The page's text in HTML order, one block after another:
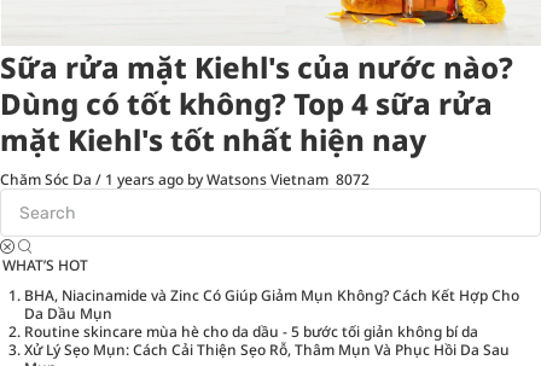
Sữa rửa mặt Kiehl's của nước nào?
Dùng có tốt không? Top 4 sữa rửa
mặt Kiehl's tốt nhất hiện nay
Chăm Sóc Da / 1 years ago by Watsons Vietnam 8072
WHAT’S HOT
BHA, Niacinamide và Zinc Có Giúp Giảm Mụn Không? Cách Kết Hợp Cho
Da Dầu Mụn
Routine skincare mùa hè cho da dầu - 5 bước tối giản không bí da
Xử Lý Sẹo Mụn: Cách Cải Thiện Sẹo Rỗ, Thâm Mụn Và Phục Hồi Da Sau